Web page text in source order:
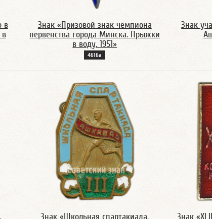
в
Знак «Призовой знак чемпиона
первенства города Минска. Прыжки
в воду. 1951»
4616а
Знак
Знак «Школьная спартакиада. Знак